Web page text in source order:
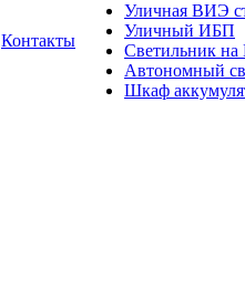
Контакты
Уличная ВИЭ
Уличный ИБП
Светильник
Автономный
Шкаф